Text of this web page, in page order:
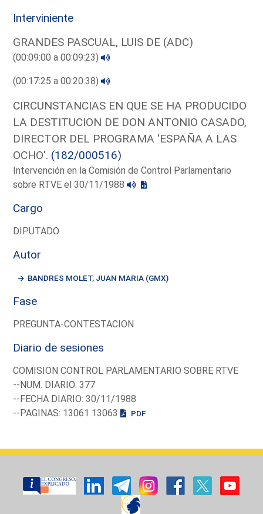
Interviniente
GRANDES PASCUAL, LUIS DE (ADC)
(00:09:00 a 00:09:23)
(00:17:25 a 00:20:38)
CIRCUNSTANCIAS EN QUE SE HA PRODUCIDO
LA DESTITUCION DE DON ANTONIO CASADO,
DIRECTOR DEL PROGRAMA 'ESPAÑA A LAS
OCHO'. (182/000516)
Intervención en la Comisión de Control Parlamentario
sobre RTVE el 30/11/1988
Cargo
DIPUTADO
Autor
BANDRES MOLET, JUAN MARIA (GMX)
Fase
PREGUNTA-CONTESTACION
Diario de sesiones
COMISION CONTROL PARLAMENTARIO SOBRE RTVE
--NUM. DIARIO: 377
--FECHA DIARIO: 30/11/1988
--PAGINAS: 13061 13063
PDF